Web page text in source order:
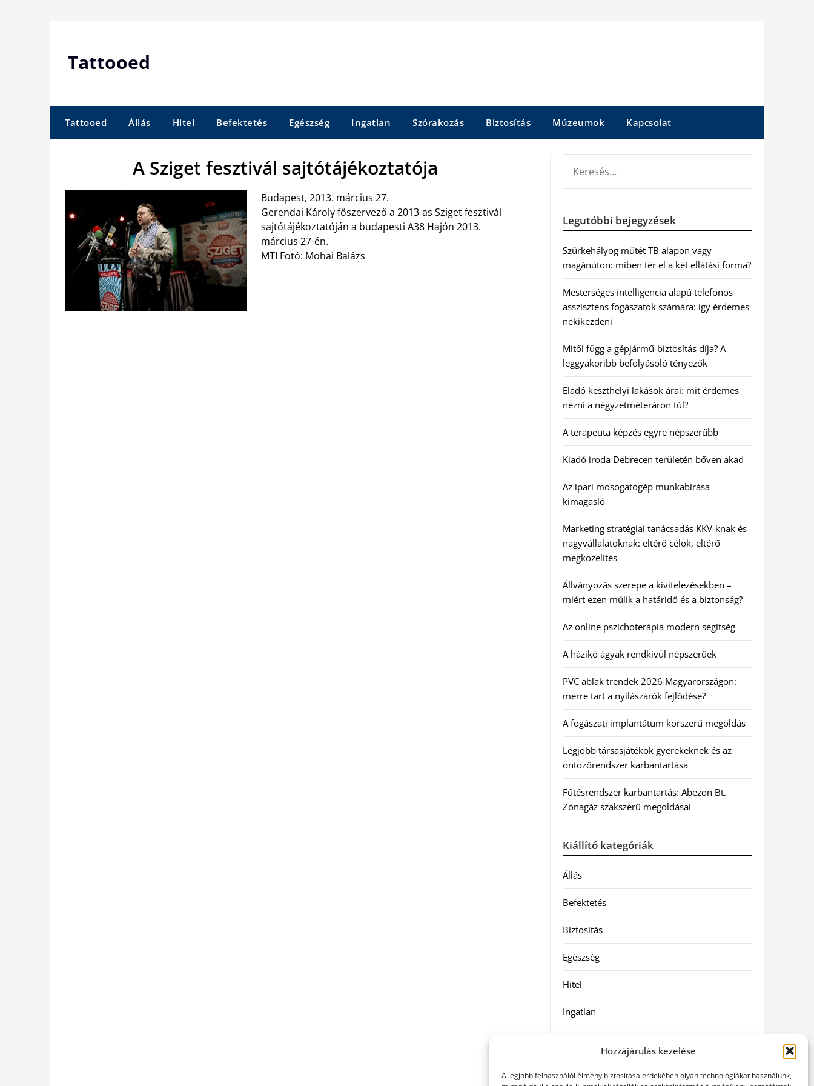
Hozzájárulás kezelése
A legjobb felhasználói élmény biztosítása érdekében olyan technológiákat használunk,
Tattooed
Tattooed Állás Hitel Befektetés Egészség Ingatlan Szórakozás Biztosítás Múzeumok Kapcsolat
A Sziget fesztivál sajtótájékoztatója
Budapest, 2013. március 27.
Gerendai Károly főszervező a 2013-as Sziget fesztivál
sajtótájékoztatóján a budapesti A38 Hajón 2013.
március 27-én.
MTI Fotó: Mohai Balázs
Legutóbbi bejegyzések
Szürkehályog műtét TB alapon vagy
magánúton: miben tér el a két ellátási forma?
Mesterséges intelligencia alapú telefonos
asszisztens fogászatok számára: így érdemes
nekikezdeni
Mitől függ a gépjármű-biztosítás díja? A
leggyakoribb befolyásoló tényezők
Eladó keszthelyi lakások árai: mit érdemes
nézni a négyzetméteráron túl?
A terapeuta képzés egyre népszerűbb
Kiadó iroda Debrecen területén bőven akad
Az ipari mosogatógép munkabírása
kimagasló
Marketing stratégiai tanácsadás KKV-knak és
nagyvállalatoknak: eltérő célok, eltérő
megközelítés
Állványozás szerepe a kivitelezésekben –
miért ezen múlik a határidő és a biztonság?
Az online pszichoterápia modern segítség
A házikó ágyak rendkívül népszerűek
PVC ablak trendek 2026 Magyarországon:
merre tart a nyílászárók fejlődése?
A fogászati implantátum korszerű megoldás
Legjobb társasjátékok gyerekeknek és az
öntözőrendszer karbantartása
Fűtésrendszer karbantartás: Abezon Bt.
Zónagáz szakszerű megoldásai
Kiállító kategóriák
Állás
Befektetés
Biztosítás
Egészség
Hitel
Ingatlan